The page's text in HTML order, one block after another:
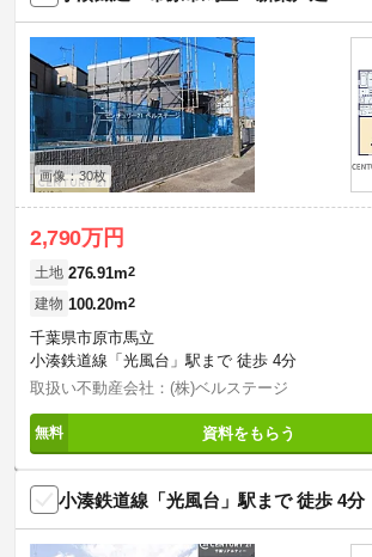
画像：30枚
2,790万円
土地 276.91m2
建物 100.20m2
千葉県市原市馬立
小湊鉄道線「光風台」駅まで 徒歩 4分
取扱い不動産会社：(株)ベルステージ
資料をもらう
小湊鉄道線「光風台」駅まで 徒歩 4分